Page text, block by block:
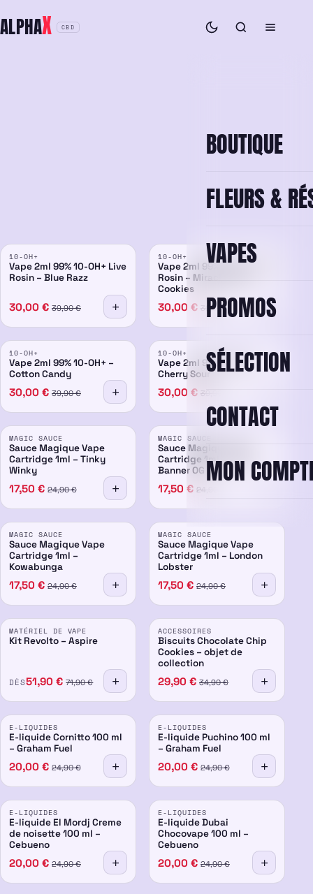
au
contenu
ALPHAX CBD
BOUTIQUE
FLEURS &
VAPES
PROMOS
SÉLECTION
CONTACT
MON
99%
10-OH+
Vape 2ml 99% 10-OH+ Live
Rosin – Blue Razz
30,00 € 39,90€
99% -25%
10-OH+
Vape 2ml 99% 10-OH+ Live
Rosin – Miracle Alien
Cookies
30,00 € 39,90 €
99%
PROMO
10-OH+
Vape 2ml 99% 10-OH+ –
Cotton Candy
30,00 € 39,90€
99% -25%
PROMO
10-OH+
Vape 2ml 99% 10-OH+ –
Cherry Sour
30,00 € 39,90
PROMO
MAGIC SAUCE
Sauce Magique Vape
Cartridge 1ml – Tinky
Winky
17,50 € 24,90€
PROMO
MAGIC SAUCE
Sauce Magique Vape
Cartridge 1ml – Bruce
Banner OG
17,50 € 24,90
PROMO
MAGIC SAUCE
Sauce Magique Vape
Cartridge 1ml –
Kowabunga
17,50 € 24,90€
PROMO
MAGIC SAUCE
Sauce Magique Vape
Cartridge 1ml – London
Lobster
17,50 € 24,90€
PROMO
MATÉRIEL DE VAPE
Kit Revolto – Aspire
DÈS51,90€ 71,90€
PROMO
ACCESSOIRES
Biscuits Chocolate Chip
Cookies – objet de
collection
29,90 € 34,90€
PROMO
E-LIQUIDES
E-liquide Cornitto 100 ml
– Graham Fuel
20,00 € 24,90€
PROMO
E-LIQUIDES
E-liquide Puchino 100 ml
– Graham Fuel
20,00 € 24,90€
PROMO
E-LIQUIDES
E-liquide El Mordj Creme
de noisette 100 ml –
Cebueno
20,00 € 24,90€
PROMO
E-LIQUIDES
E-liquide Dubai
Chocovape 100 ml –
Cebueno
20,00 € 24,90€
PROMO PROMO